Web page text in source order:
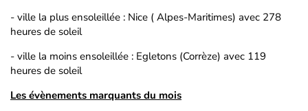
- ville la plus ensoleillée : Nice ( Alpes-Maritimes) avec 278
heures de soleil
- ville la moins ensoleillée : Egletons (Corrèze) avec 119
heures de soleil
Les évènements marquants du mois